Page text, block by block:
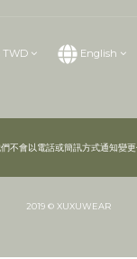
TWD English
不會以電話或簡訊方式通知變
2019 © XUXUWEAR